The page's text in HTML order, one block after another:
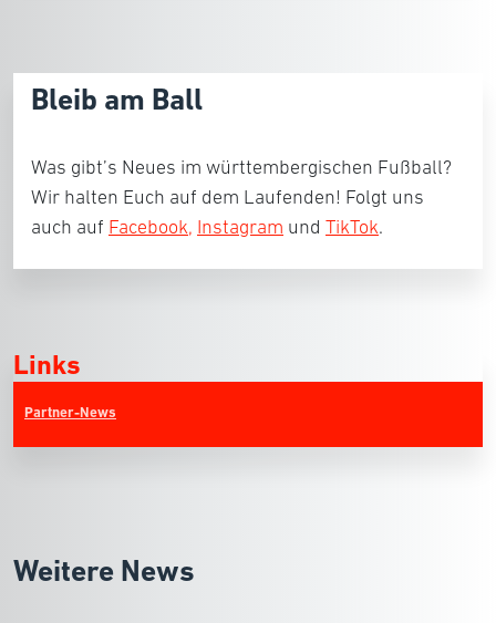
Bleib am Ball
Was gibt’s Neues im württembergischen Fußball?
Wir halten Euch auf dem Laufenden! Folgt uns
auch auf Facebook, Instagram und TikTok.
Links
Partner-News
Weitere News